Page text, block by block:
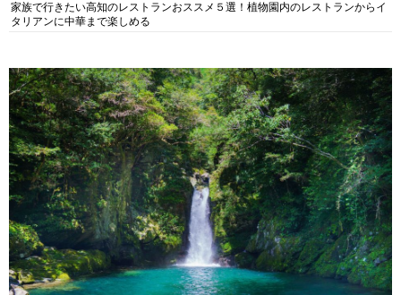
家族で行きたい高知のレストランおススメ５選！植物園内のレストランからイ
タリアンに中華まで楽しめる